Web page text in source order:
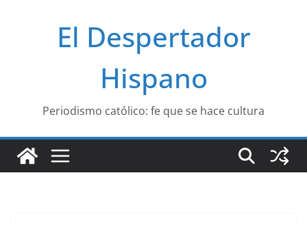
El Despertador
Hispano
Periodismo católico: fe que se hace cultura